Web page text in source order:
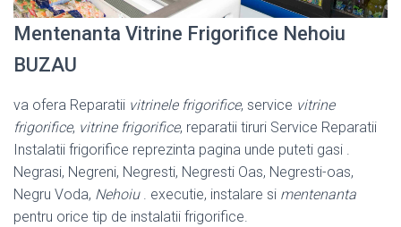
Mentenanta Vitrine Frigorifice Nehoiu
BUZAU
va ofera Reparatii vitrinele frigorifice, service vitrine
frigorifice, vitrine frigorifice, reparatii tiruri Service Reparatii
Instalatii frigorifice reprezinta pagina unde puteti gasi .
Negrasi, Negreni, Negresti, Negresti Oas, Negresti-oas,
Negru Voda, Nehoiu. executie, instalare si mentenanta
pentru orice tip de instalatii frigorifice.